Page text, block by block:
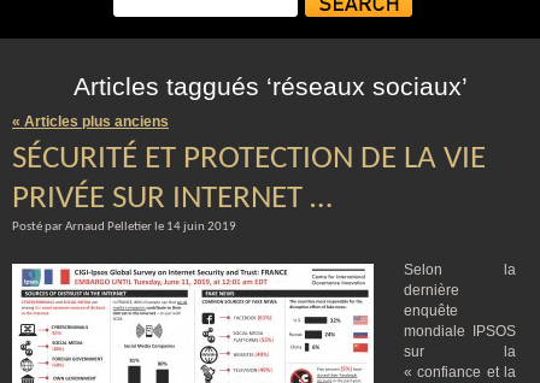
Articles taggués ‘réseaux sociaux’
« Articles plus anciens
SÉCURITÉ ET PROTECTION DE LA VIE
PRIVÉE SUR INTERNET …
Posté par Arnaud Pelletier le 14 juin 2019
Selon la
dernière
enquête
mondiale IPSOS
sur la
« confiance et la